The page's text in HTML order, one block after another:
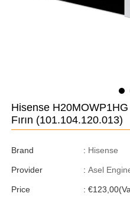
Hisense
Fırın (101.104.120.013)
Brand : Hisense
Provider : Asel
Price : €123,00